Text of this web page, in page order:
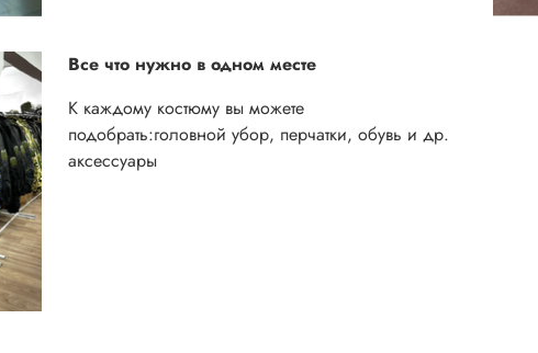
Все что нужно в одном месте
К каждому костюму вы можете
подобрать:головной убор, перчатки, обувь и др.
аксессуары